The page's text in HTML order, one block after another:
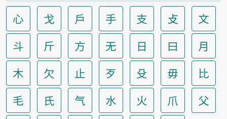
心 戈 戶 手 支 攴
文
斗
斤 方 无 日 曰
月
木
欠 止 歹 殳 毋
比
毛
氏 气 水 火 爪
父